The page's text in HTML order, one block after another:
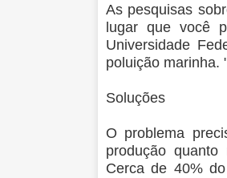
As pesquisas
lugar que você
Universidade
poluição marinha.
Soluções
O problema
produção
Cerca de 40%